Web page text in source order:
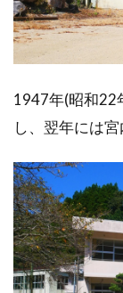
1947年(昭和22
し、翌年には